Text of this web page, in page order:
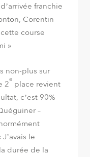
franchie
Corentin
course
»
non-plus sur
2e place revient
c’est 90%
–
J’avais le
durée de la